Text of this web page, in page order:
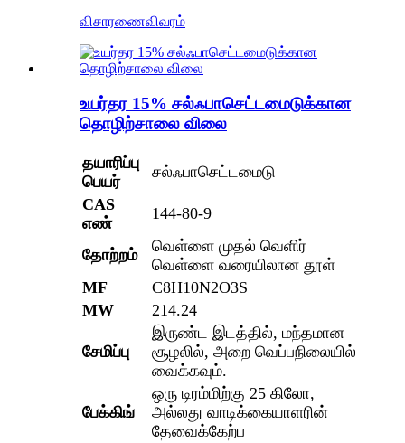
விசாரணைவிவரம்
உயர்தர 15% சல்ஃபாசெட்டமைடுக்கான
தொழிற்சாலை விலை
தயாரிப்பு
பெயர்
சல்ஃபாசெட்டமைடு
CAS
எண்
144-80-9
தோற்றம்
வெள்ளை முதல் வெளிர்
வெள்ளை வரையிலான தூள்
MF
C8H10N2O3S
MW
214.24
சேமிப்பு
இருண்ட இடத்தில், மந்தமான
சூழலில், அறை வெப்பநிலையில்
வைக்கவும்.
பேக்கிங்
ஒரு டிரம்மிற்கு 25 கிலோ,
அல்லது வாடிக்கையாளரின்
தேவைக்கேற்ப